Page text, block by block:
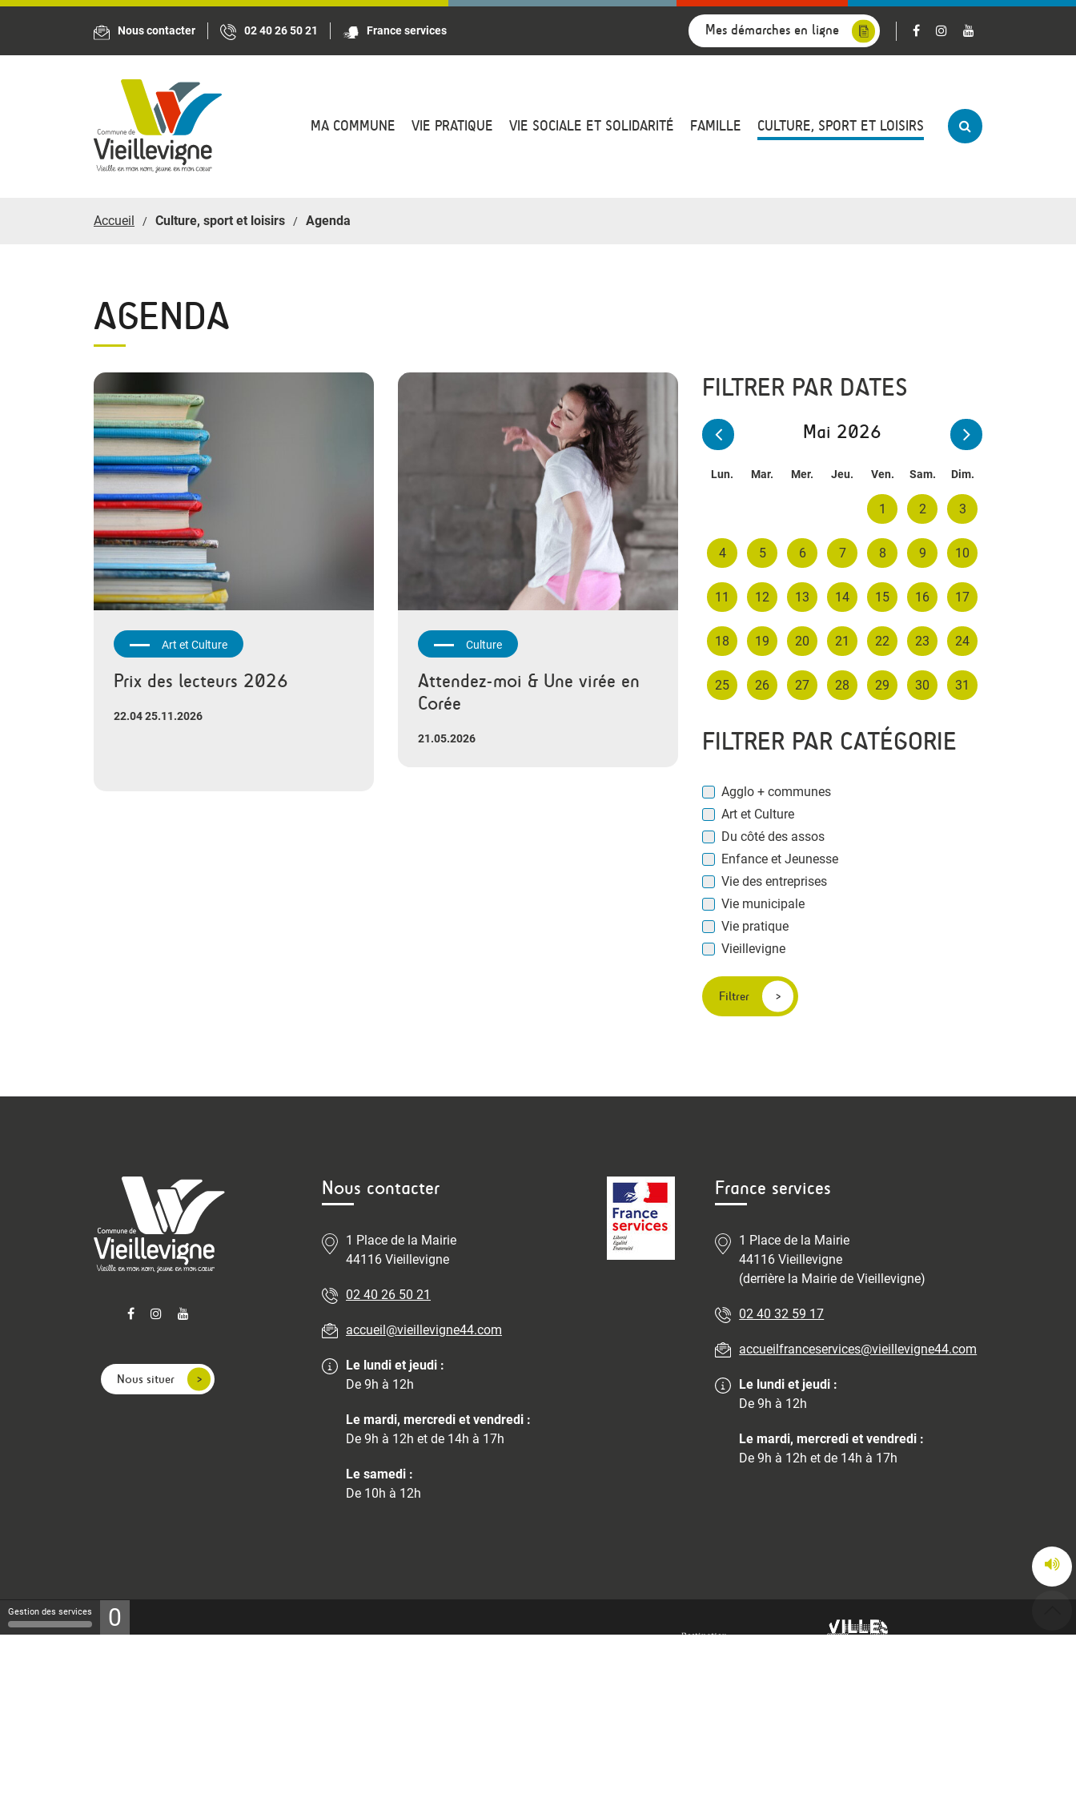
Nous contacter 02 40 26 50 21 France services Mes démarches en ligne
MA COMMUNE VIE PRATIQUE VIE SOCIALE ET SOLIDARITÉ FAMILLE CULTURE, SPORT ET LOISIRS
Accueil Culture, sport et loisirs Agenda
AGENDA
FILTRER PAR DATES
Mai 2026
Lun. Mar. Mer. Jeu. Ven. Sam. Dim.
1 2 3
4 5 6 7 8 9 10
11 12 13 14 15 16 17
18 19 20 21 22 23 24
25 26 27 28 29 30 31
FILTRER PAR CATÉGORIE
Agglo + communes
Art et Culture
Du côté des assos
Enfance et Jeunesse
Vie des entreprises
Vie municipale
Vie pratique
Vieillevigne
Filtrer
Art et Culture
Prix des lecteurs 2026
22.04 25.11.2026
Culture
Attendez-moi & Une virée en
Corée
21.05.2026
Nous situer
Nous contacter
1 Place de la Mairie
44116 Vieillevigne
02 40 26 50 21
accueil@vieillevigne44.com
Le lundi et jeudi :
De 9h à 12h
Le mardi, mercredi et vendredi :
De 9h à 12h et de 14h à 17h
Le samedi :
De 10h à 12h
France services
1 Place de la Mairie
44116 Vieillevigne
(derrière la Mairie de Vieillevigne)
02 40 32 59 17
accueilfranceservices@vieillevigne44.com
Le lundi et jeudi :
De 9h à 12h
Le mardi, mercredi et vendredi :
De 9h à 12h et de 14h à 17h
Panneau de gestion des cookies
Gestion des services 0